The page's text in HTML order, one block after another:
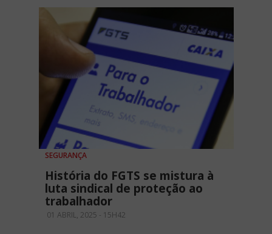
SEGURANÇA
História do FGTS se mistura à
luta sindical de proteção ao
trabalhador
01 ABRIL, 2025 - 15H42